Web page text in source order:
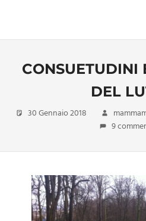
content
imprescindibile,
inevitabile
oggi
nuova
confezione
migliorata
CONSUETUDINI
DEL
30 Gennaio 2018
9